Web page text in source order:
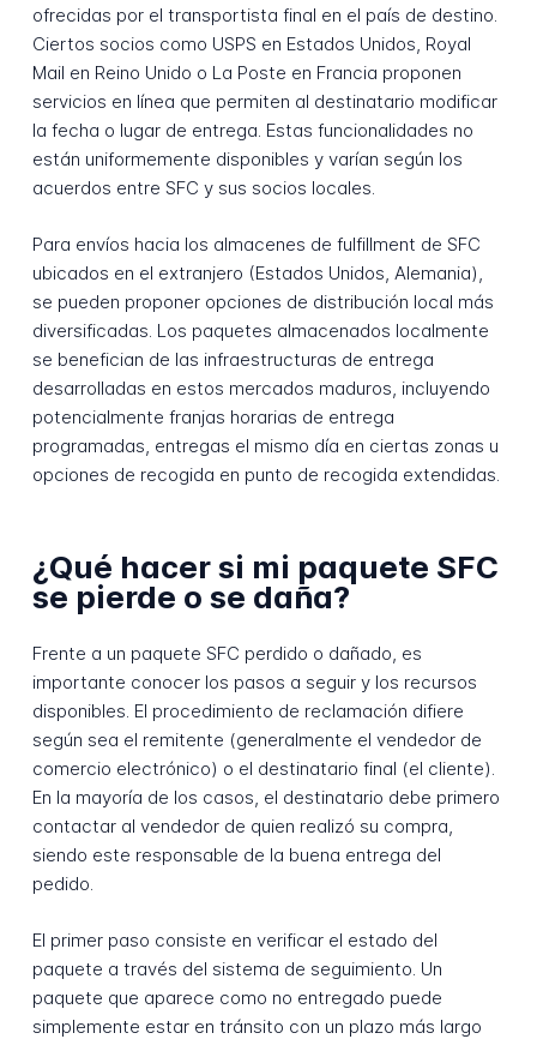
ofrecidas por el transportista final en el país de destino.
Ciertos socios como USPS en Estados Unidos, Royal
Mail en Reino Unido o La Poste en Francia proponen
servicios en línea que permiten al destinatario modificar
la fecha o lugar de entrega. Estas funcionalidades no
están uniformemente disponibles y varían según los
acuerdos entre SFC y sus socios locales.
Para envíos hacia los almacenes de fulfillment de SFC
ubicados en el extranjero (Estados Unidos, Alemania),
se pueden proponer opciones de distribución local más
diversificadas. Los paquetes almacenados localmente
se benefician de las infraestructuras de entrega
desarrolladas en estos mercados maduros, incluyendo
potencialmente franjas horarias de entrega
programadas, entregas el mismo día en ciertas zonas u
opciones de recogida en punto de recogida extendidas.
¿Qué hacer si mi paquete SFC
se pierde o se daña?
Frente a un paquete SFC perdido o dañado, es
importante conocer los pasos a seguir y los recursos
disponibles. El procedimiento de reclamación difiere
según sea el remitente (generalmente el vendedor de
comercio electrónico) o el destinatario final (el cliente).
En la mayoría de los casos, el destinatario debe primero
contactar al vendedor de quien realizó su compra,
siendo este responsable de la buena entrega del
pedido.
El primer paso consiste en verificar el estado del
paquete a través del sistema de seguimiento. Un
paquete que aparece como no entregado puede
simplemente estar en tránsito con un plazo más largo